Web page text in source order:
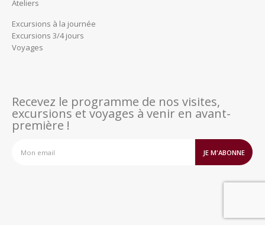
Ateliers
Excursions à la journée
Excursions 3/4 jours
Voyages
Recevez le programme de nos visites,
excursions et voyages à venir en avant-
première !